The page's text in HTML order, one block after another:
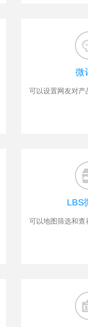
微
可以设置网友对产
LBS
可以地图筛选和查